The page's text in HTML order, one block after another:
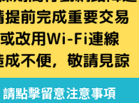
請點擊留意注意事項
！Xpark榮獲「2025桃
獎
洋保護教育與社會參與方面